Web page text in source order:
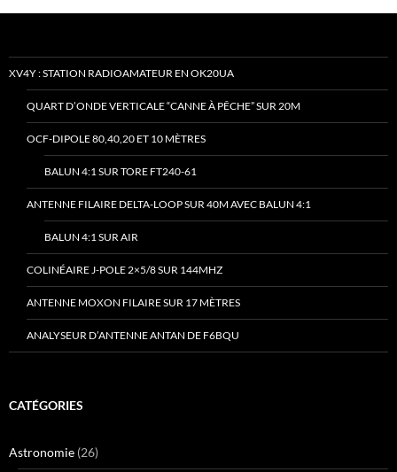
XV4Y : STATION RADIOAMATEUR EN OK20UA
QUART D’ONDE VERTICALE “CANNE À PÊCHE” SUR 20M
OCF-DIPOLE 80,40,20 ET 10 MÈTRES
BALUN 4:1 SUR TORE FT240-61
ANTENNE FILAIRE DELTA-LOOP SUR 40M AVEC BALUN 4:1
BALUN 4:1 SUR AIR
COLINÉAIRE J-POLE 2×5/8 SUR 144MHZ
ANTENNE MOXON FILAIRE SUR 17 MÈTRES
ANALYSEUR D’ANTENNE ANTAN DE F6BQU
CATÉGORIES
Astronomie (26)